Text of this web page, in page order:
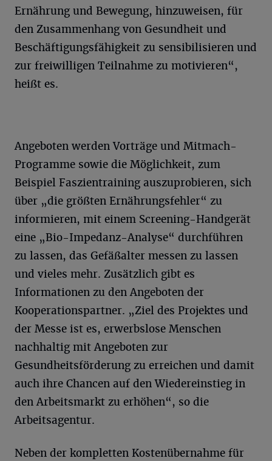
Ernährung und Bewegung, hinzuweisen, für
den Zusammenhang von Gesundheit und
Beschäftigungsfähigkeit zu sensibilisieren und
zur freiwilligen Teilnahme zu motivieren“,
heißt es.
Angeboten werden Vorträge und Mitmach-
Programme sowie die Möglichkeit, zum
Beispiel Faszientraining auszuprobieren, sich
über „die größten Ernährungsfehler“ zu
informieren, mit einem Screening-Handgerät
eine „Bio-Impedanz-Analyse“ durchführen
zu lassen, das Gefäßalter messen zu lassen
und vieles mehr. Zusätzlich gibt es
Informationen zu den Angeboten der
Kooperationspartner. „Ziel des Projektes und
der Messe ist es, erwerbslose Menschen
nachhaltig mit Angeboten zur
Gesundheitsförderung zu erreichen und damit
auch ihre Chancen auf den Wiedereinstieg in
den Arbeitsmarkt zu erhöhen“, so die
Arbeitsagentur.
Neben der kompletten Kostenübernahme für